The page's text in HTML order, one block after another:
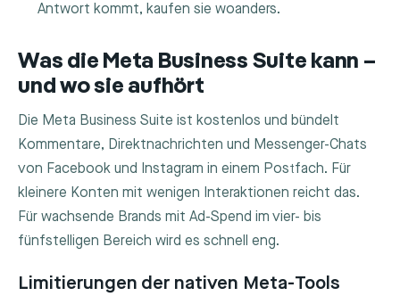
Antwort kommt, kaufen sie woanders.
Was die Meta Business Suite kann –
und wo sie aufhört
Die Meta Business Suite ist kostenlos und bündelt
Kommentare, Direktnachrichten und Messenger-Chats
von Facebook und Instagram in einem Postfach. Für
kleinere Konten mit wenigen Interaktionen reicht das.
Für wachsende Brands mit Ad-Spend im vier- bis
fünfstelligen Bereich wird es schnell eng.
Limitierungen der nativen Meta-Tools